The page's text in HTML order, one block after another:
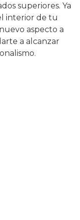
superiores. Ya
interior de tu
aspecto a
a alcanzar